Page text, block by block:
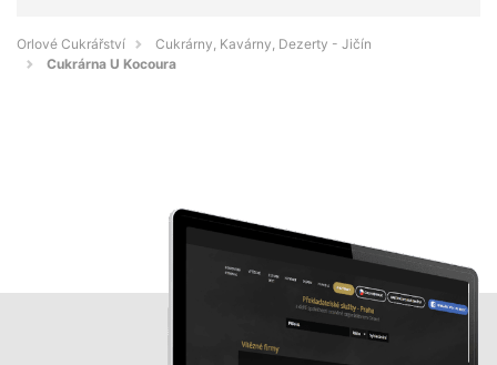
Orlové Cukrářství
Cukrárny, Kavárny, Dezerty - Jičín
Cukrárna U Kocoura